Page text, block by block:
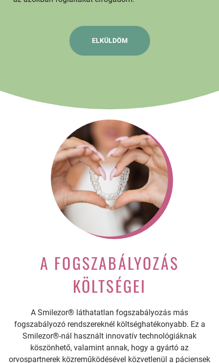
A FOGSZABÁLYOZÁS
KÖLTSÉGEI
A Smilezor® láthatatlan fogszabályozás más
fogszabályozó rendszereknél költséghatékonyabb. Ez a
Smilezor®-nál használt innovatív technológiáknak
köszönhető, valamint annak, hogy a gyártó az
orvospartnerek közreműködésével közvetlenül a páciensek